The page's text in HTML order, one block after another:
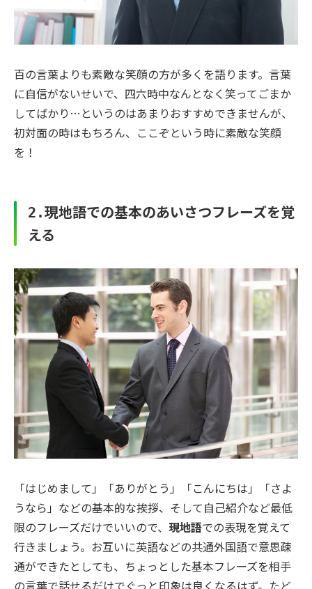
百の言葉よりも素敵な笑顔の方が多くを語ります。言葉
に自信がないせいで、四六時中なんとなく笑ってごまか
してばかり…というのはあまりおすすめできませんが、
初対面の時はもちろん、ここぞという時に素敵な笑顔
を！
2.現地語での基本のあいさつフレーズを覚
える
「はじめまして」「ありがとう」「こんにちは」「さよ
うなら」などの基本的な挨拶、そして自己紹介など最低
限のフレーズだけでいいので、 現地語での表現を覚えて
行きましょう。お互いに英語などの共通外国語で意思疎
通ができたとしても、ちょっとした基本フレーズを相手
の言葉で話せるだけでぐっと印象は良くなるはず。たど